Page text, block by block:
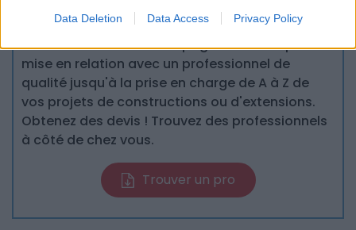
Data Deletion Data Access Privacy Policy
pour vos travaux ?
helloArtisan vous accompagne de la simple
mise en relation avec un professionnel de
qualité jusqu'à la prise en charge de A à Z de
vos projets de constructions ou d'extensions.
Obtenez des devis ! Trouvez des professionnels
à côté de chez vous.
Trouver un pro